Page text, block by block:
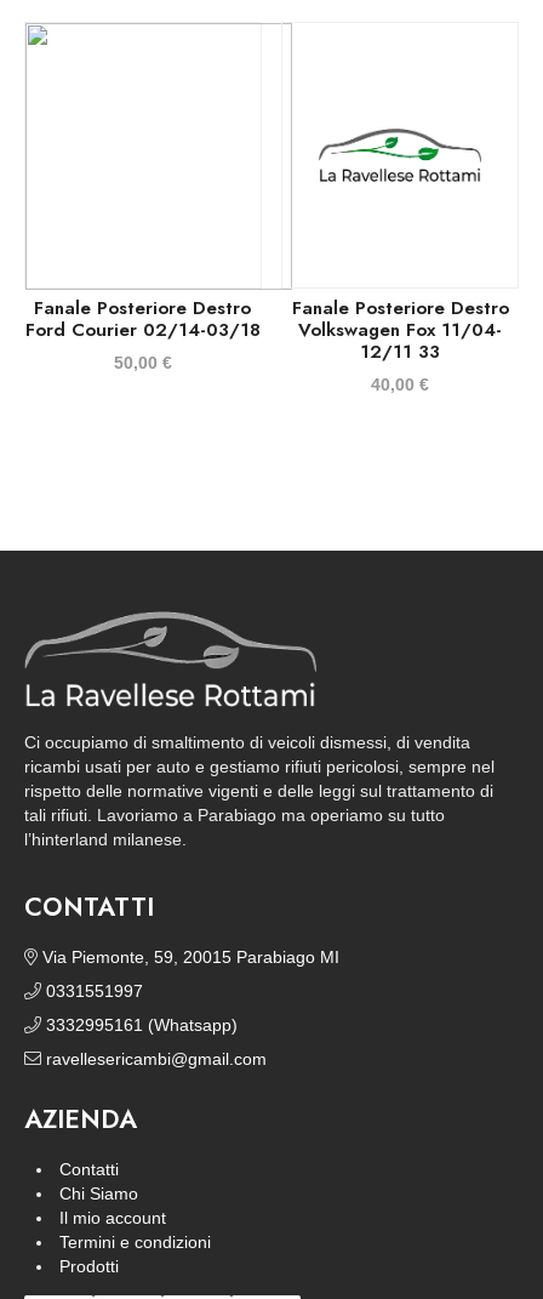
Fanale Posteriore Destro
Ford Courier 02/14-03/18
50,00 €
Fanale Posteriore Destro
Volkswagen Fox 11/04-
12/11 33
40,00€
Ci occupiamo di smaltimento di veicoli dismessi, di vendita
ricambi usati per auto e gestiamo rifiuti pericolosi, sempre nel
rispetto delle normative vigenti e delle leggi sul trattamento di
tali rifiuti. Lavoriamo a Parabiago ma operiamo su tutto
l’hinterland milanese.
CONTATTI
Via Piemonte, 59, 20015 Parabiago MI
0331551997
3332995161 (Whatsapp)
ravellesericambi@gmail.com
AZIENDA
Contatti
Chi Siamo
Il mio account
Termini e condizioni
Prodotti